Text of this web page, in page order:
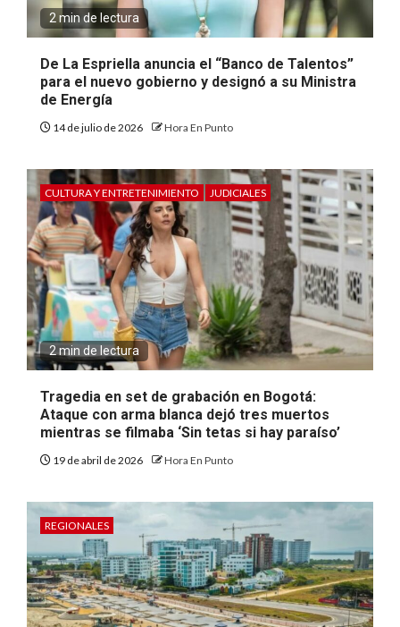
2 min de lectura
De La Espriella anuncia el “Banco de Talentos”
para el nuevo gobierno y designó a su Ministra
de Energía
14 de julio de 2026 Hora En Punto
CULTURA Y ENTRETENIMIENTO JUDICIALES
2 min de lectura
Tragedia en set de grabación en Bogotá:
Ataque con arma blanca dejó tres muertos
mientras se filmaba ‘Sin tetas si hay paraíso’
19 de abril de 2026 Hora En Punto
REGIONALES